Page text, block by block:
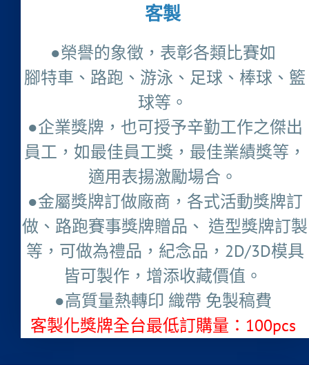
客製
●榮譽的象徵，表彰各類比賽如
腳特車、路跑、游泳、足球、棒球、籃
球等。
●企業獎牌，也可授予辛勤工作之傑出
員工，如最佳員工獎，最佳業績獎等，
適用表揚激勵場合。
●金屬獎牌訂做廠商，各式活動獎牌訂
做、路跑賽事獎牌贈品、 造型獎牌訂製
等，可做為禮品，紀念品，2D/3D模具
皆可製作，增添收藏價值。
●高質量熱轉印 織帶 免製稿費
客製化獎牌全台最低訂購量：100pcs ​